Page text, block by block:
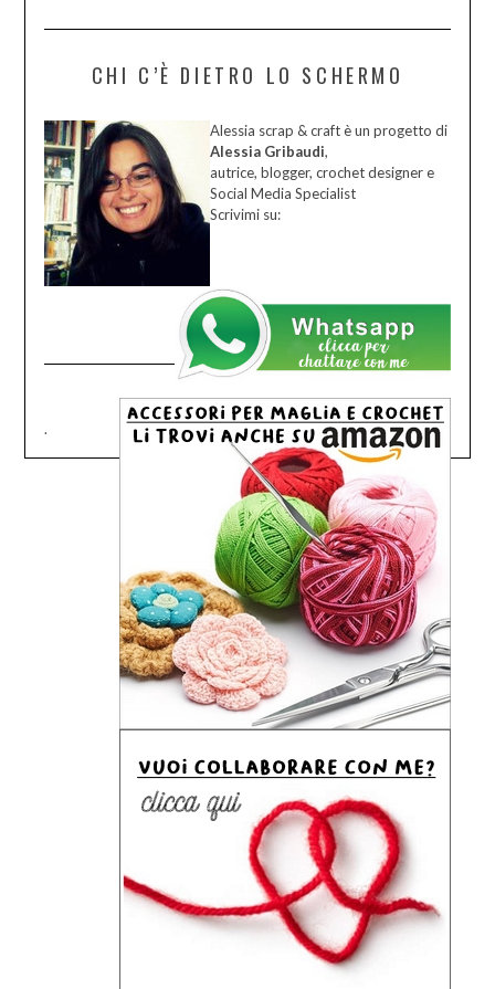
CHI C’È DIETRO LO SCHERMO
Alessia scrap & craft è un progetto di
Alessia Gribaudi,
autrice, blogger, crochet designer e
Social Media Specialist
Scrivimi su:
.